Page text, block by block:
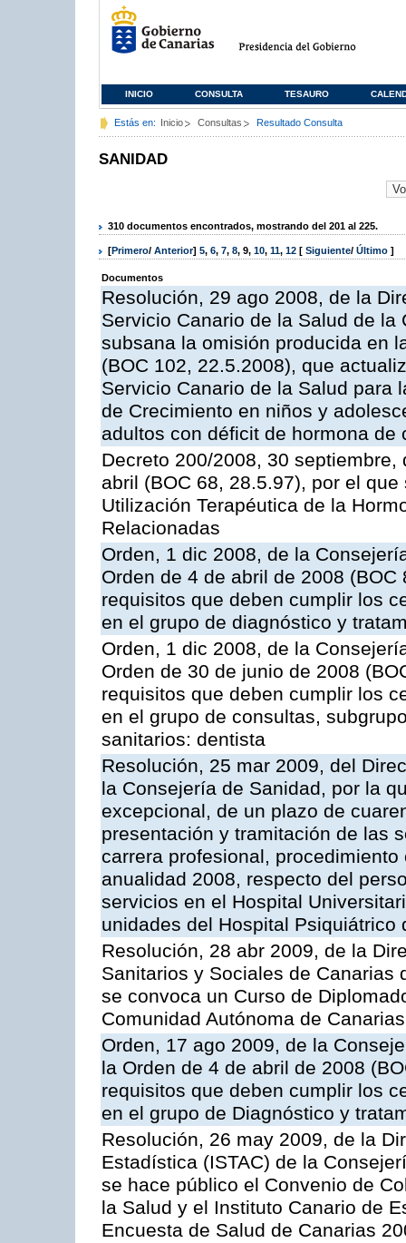
INICIO CONSULTA TESAURO
Estás en: Inicio Consultas Resultado Consulta
SANIDAD
310 documentos encontrados, mostrando del 201 al 225.
[Primero/ Anterior] 5, 6, 7, 8, 9, 10, 11, 12 [ Siguiente/ Último ]
Documentos
Resolución, 29 ago 2008, de la
Servicio Canario de la Salud de
subsana la omisión producida en
(BOC 102, 22.5.2008), que
Servicio Canario de la Salud para
de Crecimiento en niños y
adultos con déficit de hormona de
Decreto 200/2008, 30
abril (BOC 68, 28.5.97), por el
Utilización Terapéutica de la
Relacionadas
Orden, 1 dic 2008, de la
Orden de 4 de abril de 2008
requisitos que deben cumplir los
en el grupo de diagnóstico y
Orden, 1 dic 2008, de la
Orden de 30 de junio de 2008
requisitos que deben cumplir los
en el grupo de consultas,
sanitarios: dentista
Resolución, 25 mar 2009, del
la Consejería de Sanidad, por la
excepcional, de un plazo de
presentación y tramitación de las
carrera profesional,
anualidad 2008, respecto del
servicios en el Hospital
unidades del Hospital Psiquiátrico
Resolución, 28 abr 2009, de la
Sanitarios y Sociales de Canarias
se convoca un Curso de
Comunidad Autónoma de
Orden, 17 ago 2009, de la
la Orden de 4 de abril de 2008
requisitos que deben cumplir los
en el grupo de Diagnóstico y
Resolución, 26 may 2009, de la
Estadística (ISTAC) de la
se hace público el Convenio de
la Salud y el Instituto Canario de
Encuesta de Salud de Canarias